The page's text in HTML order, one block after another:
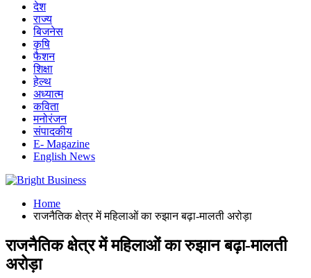
देश
राज्य
बिजनेस
कृषि
फैशन
शिक्षा
हेल्थ
अध्यात्म
कविता
मनोरंजन
संपादकीय
E- Magazine
English News
Home
राजनैतिक क्षेत्र में महिलाओं का रुझान बढ़ा-मालती अरोड़ा
राजनैतिक क्षेत्र में महिलाओं का रुझान बढ़ा-मालती
अरोड़ा